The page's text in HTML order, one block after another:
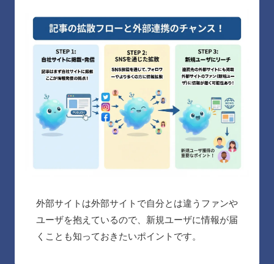
外部サイトは外部サイトで自分とは違うファンや
ユーザを抱えているので、新規ユーザに情報が届
くことも知っておきたいポイントです。